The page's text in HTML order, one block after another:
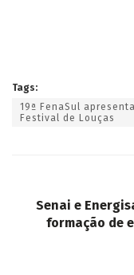
Tags:
19ª FenaSul
Festival de Louças
Senai e
formação de